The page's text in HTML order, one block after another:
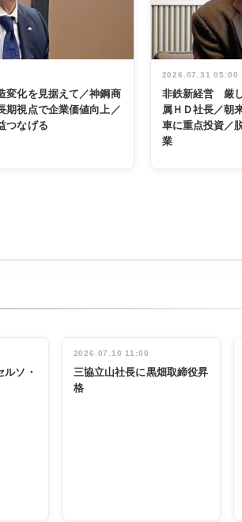
化を見据えて／神鋼商
視点で企業価値向上／
つなげる
2026.07.31 05:00
非鉄新経営 厳
属ＨＤ社長／朝
車に重点投資／
業
ルソ・
2026.07.10 11:00
三協立山社長に黒畑取締役昇
格